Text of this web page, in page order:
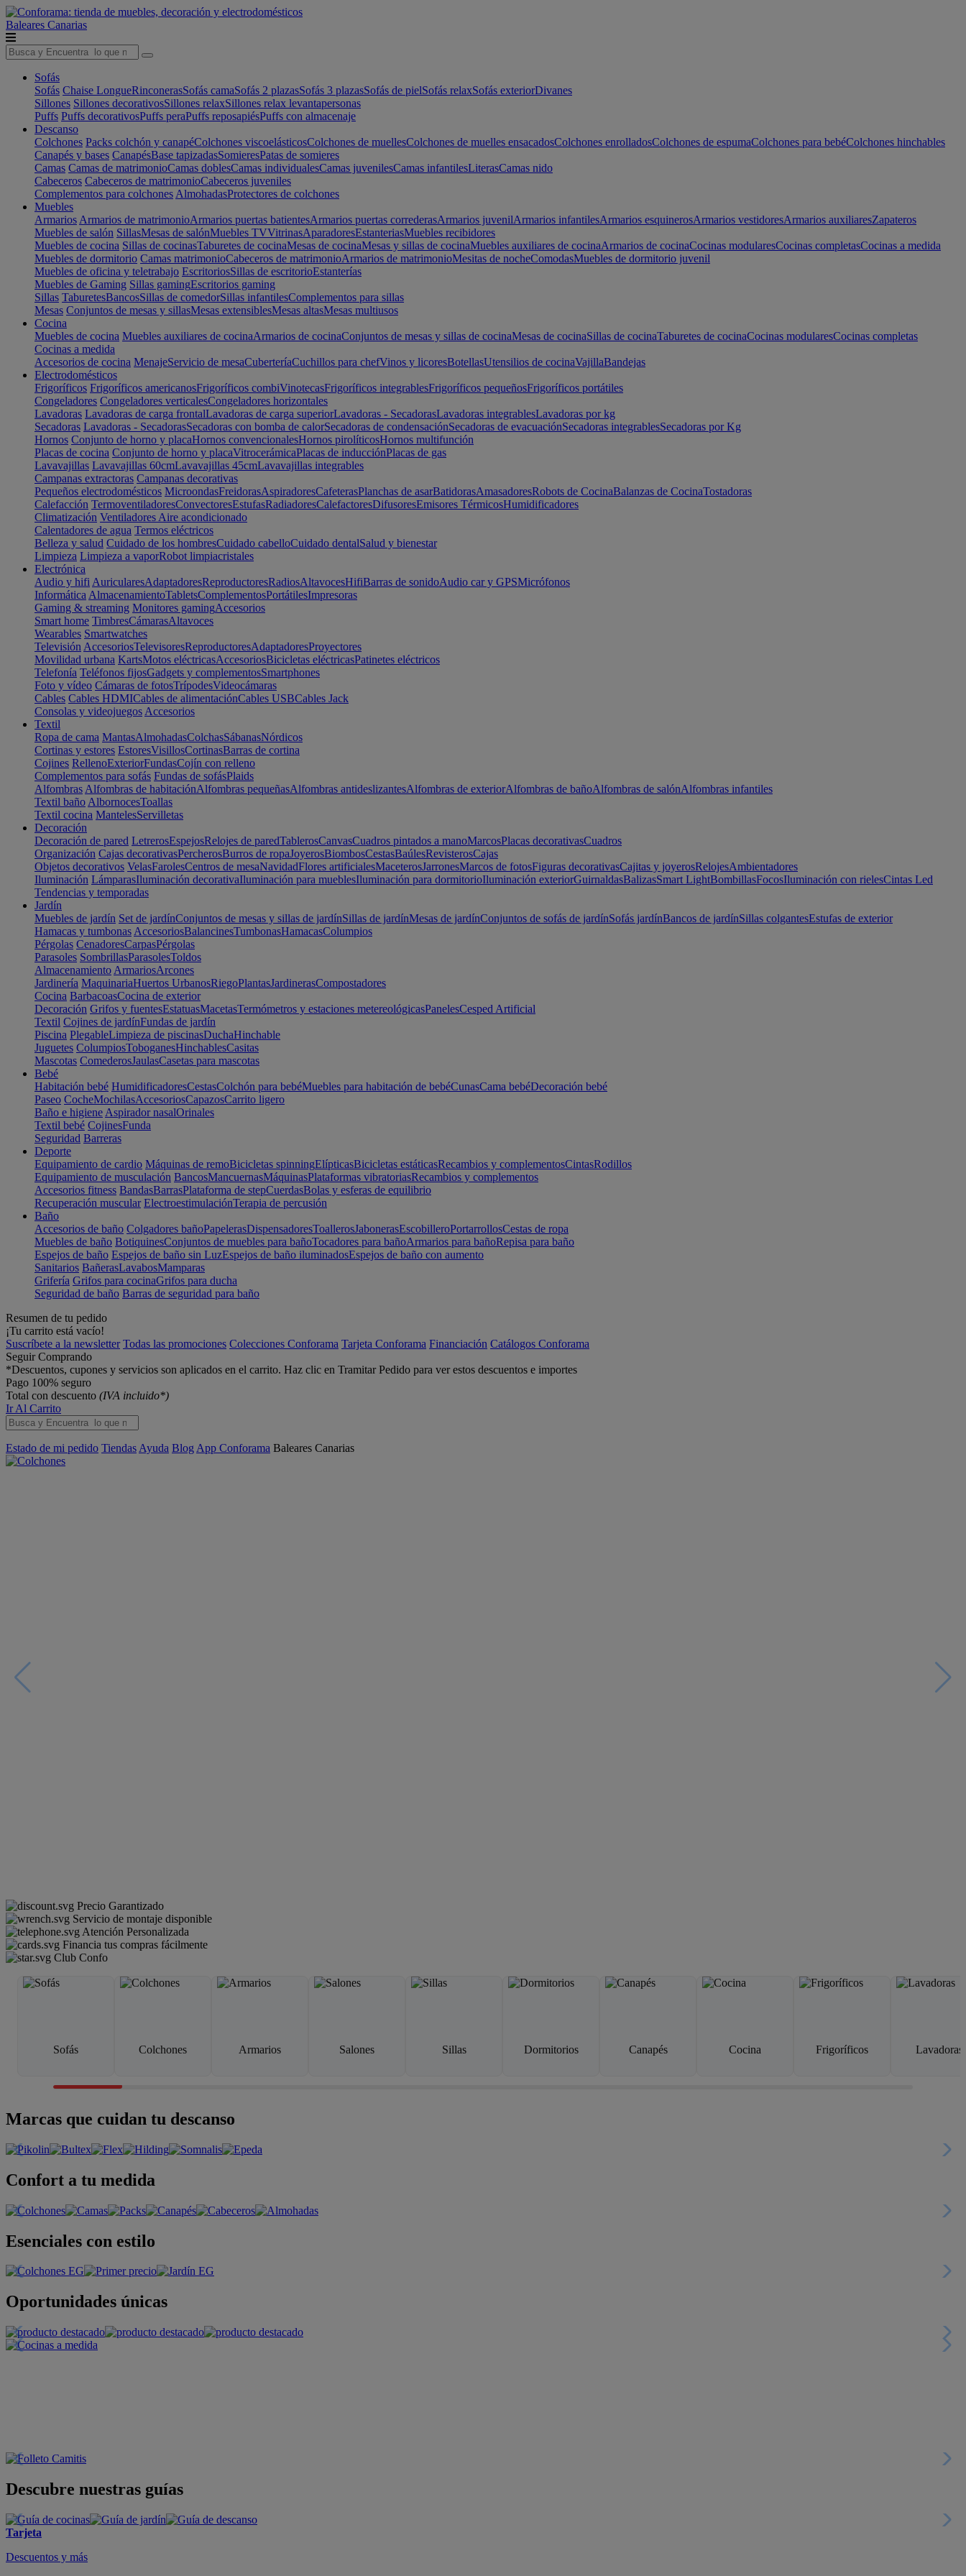
Baleares Canarias
Sofás
Sofás Chaise LongueRinconerasSofás camaSofás 2 plazasSofás 3 plazasSofás de pielSofás relaxSofás exteriorDivanes
Sillones Sillones decorativosSillones relaxSillones relax levantapersonas
Puffs Puffs decorativosPuffs peraPuffs reposapiésPuffs con almacenaje
Descanso
Colchones Packs colchón y canapéColchones viscoelásticosColchones de muellesColchones de muelles ensacadosColchones enrolladosColchones de espumaColchones para bebéColchones hinchables
Canapés y bases CanapésBase tapizadasSomieresPatas de somieres
Camas Camas de matrimonioCamas doblesCamas individualesCamas juvenilesCamas infantilesLiterasCamas nido
Cabeceros Cabeceros de matrimonioCabeceros juveniles
Complementos para colchones AlmohadasProtectores de colchones
Muebles
Armarios Armarios de matrimonioArmarios puertas batientesArmarios puertas correderasArmarios juvenilArmarios infantilesArmarios esquinerosArmarios vestidoresArmarios auxiliaresZapateros
Muebles de salón SillasMesas de salónMuebles TVVitrinasAparadoresEstanteriasMuebles recibidores
Muebles de cocina Sillas de cocinasTaburetes de cocinaMesas de cocinaMesas y sillas de cocinaMuebles auxiliares de cocinaArmarios de cocinaCocinas modularesCocinas completasCocinas a medida
Muebles de dormitorio Camas matrimonioCabeceros de matrimonioArmarios de matrimonioMesitas de nocheComodasMuebles de dormitorio juvenil
Muebles de oficina y teletrabajo EscritoriosSillas de escritorioEstanterías
Muebles de Gaming Sillas gamingEscritorios gaming
Sillas TaburetesBancosSillas de comedorSillas infantilesComplementos para sillas
Mesas Conjuntos de mesas y sillasMesas extensiblesMesas altasMesas multiusos
Cocina
Muebles de cocina Muebles auxiliares de cocinaArmarios de cocinaConjuntos de mesas y sillas de cocinaMesas de cocinaSillas de cocinaTaburetes de cocinaCocinas modularesCocinas completas
Cocinas a medida
Accesorios de cocina MenajeServicio de mesaCuberteríaCuchillos para chefVinos y licoresBotellasUtensilios de cocinaVajillaBandejas
Electrodomésticos
Frigoríficos Frigoríficos americanosFrigoríficos combiVinotecasFrigoríficos integrablesFrigoríficos pequeñosFrigoríficos portátiles
Congeladores Congeladores verticalesCongeladores horizontales
Lavadoras Lavadoras de carga frontalLavadoras de carga superiorLavadoras - SecadorasLavadoras integrablesLavadoras por kg
Secadoras Lavadoras - SecadorasSecadoras con bomba de calorSecadoras de condensaciónSecadoras de evacuaciónSecadoras integrablesSecadoras por Kg
Hornos Conjunto de horno y placaHornos convencionalesHornos pirolíticosHornos multifunción
Placas de cocina Conjunto de horno y placaVitrocerámicaPlacas de inducciónPlacas de gas
Lavavajillas Lavavajillas 60cmLavavajillas 45cmLavavajillas integrables
Campanas extractoras Campanas decorativas
Pequeños electrodomésticos MicroondasFreidorasAspiradoresCafeterasPlanchas de asarBatidorasAmasadoresRobots de CocinaBalanzas de CocinaTostadoras
Calefacción TermoventiladoresConvectoresEstufasRadiadoresCalefactoresDifusoresEmisores TérmicosHumidificadores
Climatización Ventiladores Aire acondicionado
Calentadores de agua Termos eléctricos
Belleza y salud Cuidado de los hombresCuidado cabelloCuidado dentalSalud y bienestar
Limpieza Limpieza a vaporRobot limpiacristales
Electrónica
Audio y hifi AuricularesAdaptadoresReproductoresRadiosAltavocesHifiBarras de sonidoAudio car y GPSMicrófonos
Informática AlmacenamientoTabletsComplementosPortátilesImpresoras
Gaming & streaming Monitores gamingAccesorios
Smart home TimbresCámarasAltavoces
Wearables Smartwatches
Televisión AccesoriosTelevisoresReproductoresAdaptadoresProyectores
Movilidad urbana KartsMotos eléctricasAccesoriosBicicletas eléctricasPatinetes eléctricos
Telefonía Teléfonos fijosGadgets y complementosSmartphones
Foto y vídeo Cámaras de fotosTrípodesVideocámaras
Cables Cables HDMICables de alimentaciónCables USBCables Jack
Consolas y videojuegos Accesorios
Textil
Ropa de cama MantasAlmohadasColchasSábanasNórdicos
Cortinas y estores EstoresVisillosCortinasBarras de cortina
Cojines RellenoExteriorFundasCojín con relleno
Complementos para sofás Fundas de sofásPlaids
Alfombras Alfombras de habitaciónAlfombras pequeñasAlfombras antideslizantesAlfombras de exteriorAlfombras de bañoAlfombras de salónAlfombras infantiles
Textil baño AlbornocesToallas
Textil cocina MantelesServilletas
Decoración
Decoración de pared LetrerosEspejosRelojes de paredTablerosCanvasCuadros pintados a manoMarcosPlacas decorativasCuadros
Organización Cajas decorativasPercherosBurros de ropaJoyerosBiombosCestasBaúlesRevisterosCajas
Objetos decorativos VelasFarolesCentros de mesaNavidadFlores artificialesMaceterosJarronesMarcos de fotosFiguras decorativasCajitas y joyerosRelojesAmbientadores
Iluminación LámparasIluminación decorativaIluminación para mueblesIluminación para dormitorioIluminación exteriorGuirnaldasBalizasSmart LightBombillasFocosIluminación con rielesCintas Led
Tendencias y temporadas
Jardín
Muebles de jardín Set de jardínConjuntos de mesas y sillas de jardínSillas de jardínMesas de jardínConjuntos de sofás de jardínSofás jardínBancos de jardínSillas colgantesEstufas de exterior
Hamacas y tumbonas AccesoriosBalancinesTumbonasHamacasColumpios
Pérgolas CenadoresCarpasPérgolas
Parasoles SombrillasParasolesToldos
Almacenamiento ArmariosArcones
Jardinería MaquinariaHuertos UrbanosRiegoPlantasJardinerasCompostadores
Cocina BarbacoasCocina de exterior
Decoración Grifos y fuentesEstatuasMacetasTermómetros y estaciones metereológicasPanelesCesped Artificial
Textil Cojines de jardínFundas de jardín
Piscina PlegableLimpieza de piscinasDuchaHinchable
Juguetes ColumpiosToboganesHinchablesCasitas
Mascotas ComederosJaulasCasetas para mascotas
Bebé
Habitación bebé HumidificadoresCestasColchón para bebéMuebles para habitación de bebéCunasCama bebéDecoración bebé
Paseo CocheMochilasAccesoriosCapazosCarrito ligero
Baño e higiene Aspirador nasalOrinales
Textil bebé CojinesFunda
Seguridad Barreras
Deporte
Equipamiento de cardio Máquinas de remoBicicletas spinningElípticasBicicletas estáticasRecambios y complementosCintasRodillos
Equipamiento de musculación BancosMancuernasMáquinasPlataformas vibratoriasRecambios y complementos
Accesorios fitness BandasBarrasPlataforma de stepCuerdasBolas y esferas de equilibrio
Recuperación muscular ElectroestimulaciónTerapia de percusión
Baño
Accesorios de baño Colgadores bañoPapelerasDispensadoresToallerosJabonerasEscobilleroPortarrollosCestas de ropa
Muebles de baño BotiquinesConjuntos de muebles para bañoTocadores para bañoArmarios para bañoRepisa para baño
Espejos de baño Espejos de baño sin LuzEspejos de baño iluminadosEspejos de baño con aumento
Sanitarios BañerasLavabosMamparas
Grifería Grifos para cocinaGrifos para ducha
Seguridad de baño Barras de seguridad para baño
Resumen de tu pedido
¡Tu carrito está vacío!
Suscríbete a la newsletter Todas las promociones Colecciones Conforama Tarjeta Conforama Financiación Catálogos Conforama
Seguir Comprando
*Descuentos, cupones y servicios son aplicados en el carrito. Haz clic en Tramitar Pedido para ver estos descuentos e importes
Pago 100% seguro
Total con descuento (IVA incluido*)
Ir Al Carrito
Estado de mi pedido Tiendas Ayuda Blog App Conforama Baleares Canarias
Precio Garantizado
Servicio de montaje disponible
Atención Personalizada
Financia tus compras fácilmente
Club Confo
Sofás Colchones Armarios Salones Sillas Dormitorios Canapés Cocina Frigoríficos Lavadoras
Marcas que cuidan tu descanso
Confort a tu medida
Esenciales con estilo
Oportunidades únicas
Descubre nuestras guías
Tarjeta
Descuentos y más